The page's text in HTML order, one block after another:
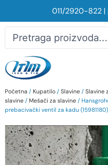
011/2920-822|
Početna / Kupatilo/Slavine/Slavine
slavine/ Mešači za slavine/
prebacivački ventil za kadu (15981180)